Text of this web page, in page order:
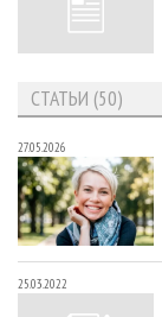
СТАТЬИ (50)
27.05.2026
25.03.2022